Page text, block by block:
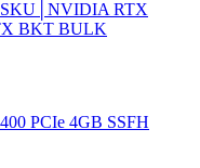
SKU│NVIDIA RTX
BKT BULK
PCIe 4GB SSFH